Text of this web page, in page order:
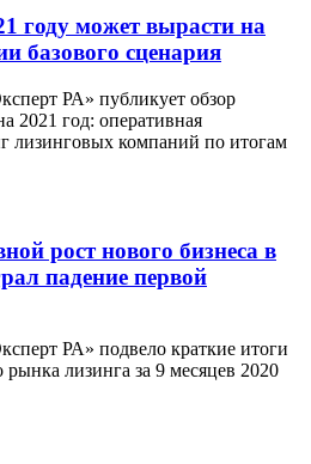
году может вырасти на
базового сценария
РА» публикует обзор
2021 год: оперативная
лизинговых компаний по итогам
рост нового бизнеса в
падение первой
РА» подвело краткие итоги
рынка лизинга за 9 месяцев 2020